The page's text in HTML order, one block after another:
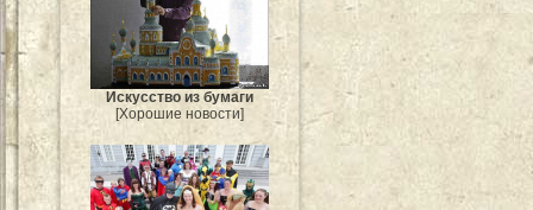
Искусство из бумаги
[Хорошие новости]